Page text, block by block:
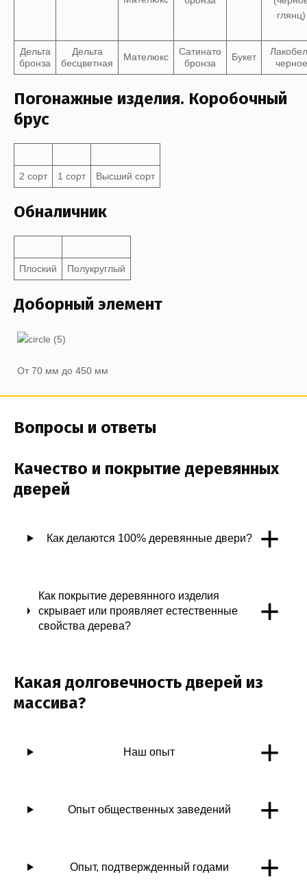
Дельта
бронза
Дельта
бесцветная
Мателюкс
Сатинато
бронза
Букет
черное
Погонажные изделия. Коробочный
брус
2 сорт 1 сорт Высший сорт
Обналичник
Плоский Полукруглый
Доборный элемент
От 70 мм до 450 мм
Вопросы и ответы
Качество и покрытие деревянных
дверей
Как делаются 100% деревянные двери? +
Как покрытие деревянного изделия
скрывает или проявляет естественные
свойства дерева?
+
Какая долговечность дверей из
массива?
Наш опыт +
Опыт общественных заведений +
Опыт, подтвержденный годами +